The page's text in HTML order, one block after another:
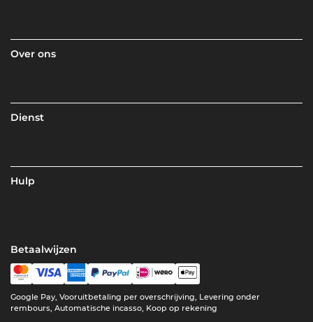
Over ons
Dienst
Hulp
Betaalwijzen
Google Pay, Vooruitbetaling per overschrijving, Levering onder
rembours, Automatische incasso, Koop op rekening